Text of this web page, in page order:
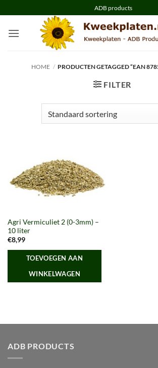
naar
inhoud
ADB products
HOME / PRODUCTEN GETAGGED “EAN
FILTER
Agri Vermiculiet 2 (0-3mm) –
10 liter
€8,99
TOEVOEGEN AAN
WINKELWAGEN
ADB PRODUCTS